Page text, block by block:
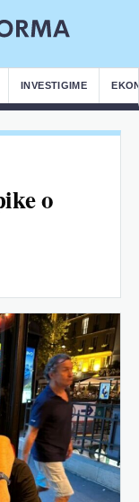
INVESTIGIME
o